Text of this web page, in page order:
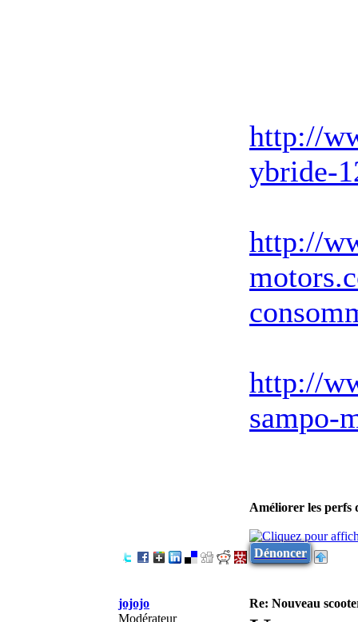
http://
ybride-
http://
http://
sampo-
Améliorer les perfs
Dénoncer
jojojo
Re: Nouveau
Modérateur